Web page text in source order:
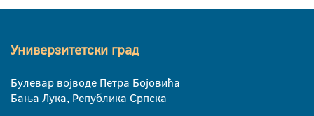
Универзитетски град
Булевар војводе Петра Бојовића
Бања Лука, Република Српска